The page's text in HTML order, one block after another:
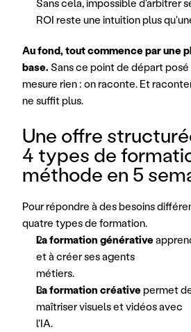
Sans cela, impossible d'arbitrer
ROI reste une intuition plus
Au fond, tout commence par une
base. Sans ce point de départ posé
mesure rien : on raconte. Et
ne suffit plus.
Une offre
4 types de
méthode en 5
Pour répondre à des besoins
quatre types de formation.
La formation générative
et à créer ses agents
métiers.
La formation créative permet
maîtriser visuels et vidéos avec
l'IA.